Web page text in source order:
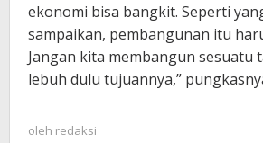
ekonomi bisa bangkit. Seperti
sampaikan, pembangunan itu
Jangan kita membangun sesuatu
lebuh dulu tujuannya,”
oleh redaksi